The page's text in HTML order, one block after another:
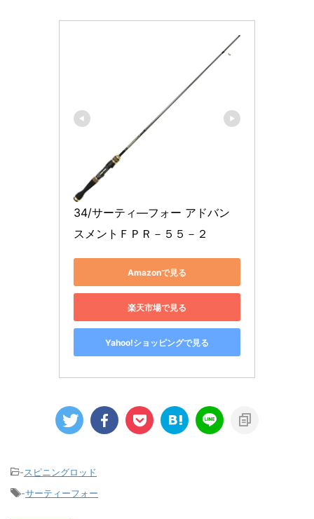
34/サーティ―フォー アドバン
スメントＦＰＲ－５５－２
Amazonで見る
楽天市場で見る
Yahoo!ショッピングで見る
-スピニングロッド
-サーティーフォー